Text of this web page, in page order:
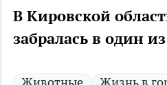
В Кировской
забралась в один